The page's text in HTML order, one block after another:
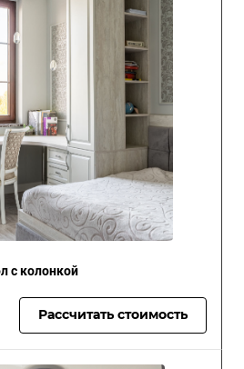
с колонкой
Рассчитать стоимость